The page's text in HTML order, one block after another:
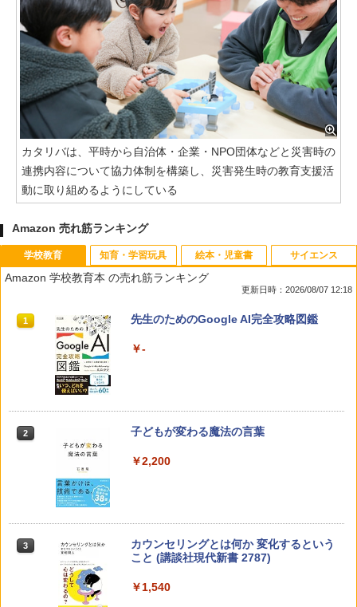
カタリバは、平時から自治体・企業・NPO団体などと災害時の
連携内容について協力体制を構築し、災害発生時の教育支援活
動に取り組めるようにしている
Amazon 売れ筋ランキング
学校教育
Amazon 学校教育本 の売れ筋ランキング
更新日時：2026/08/07 12:18
1 先生のためのGoogle AI完全攻略図鑑
￥-
2 子どもが変わる魔法の言葉
￥2,200
3
カウンセリングとは何か 変化するという
こと (講談社現代新書 2787)
￥1,540
知育・学習玩具 絵本・児童書 サイエンス